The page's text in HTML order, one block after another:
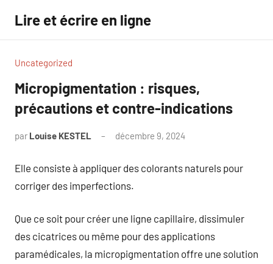
contenu
Lire et écrire en ligne
Uncategorized
Micropigmentation : risques,
précautions et contre-indications
par Louise KESTEL décembre 9, 2024
Elle consiste à appliquer des colorants naturels pour
corriger des imperfections.
Que ce soit pour créer une ligne capillaire, dissimuler
des cicatrices ou même pour des applications
paramédicales, la micropigmentation offre une solution